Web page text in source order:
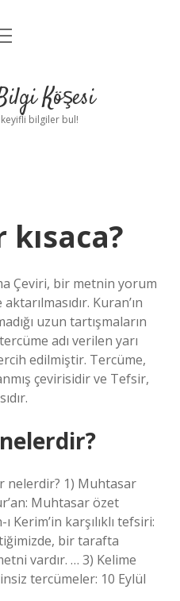
Köşesi
bilgiler bul!
Çeviri, bir metnin yorum
Kuran’ın
uzun tartışmaların
adı verilen yarı
edilmiştir. Tercüme,
çevirisidir ve Tefsir,
nelerdir? 1) Muhtasar
Muhtasar özet
Kerim’in karşılıklı tefsiri:
bir tarafta
vardır. … 3) Kelime
tercümeler: 10 Eylül